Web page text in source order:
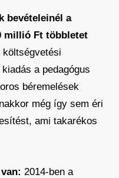
bevételeinél a
millió Ft többletet
a pedagógus
béremelések
még így sem éri
ami takarékos
2014-ben a